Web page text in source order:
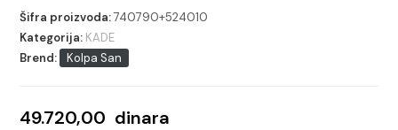
Šifra proizvoda:740790+524010
Kategorija: KADE
Brend:
Kolpa San
49.720,00 dinara